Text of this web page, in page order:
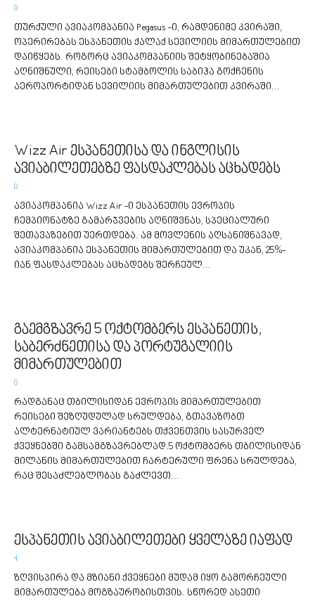
0
თურქული ავიაკომპანია Pegasus -ი, რამდენიმე კვირაში,
ოპერირებას ესპანეთის ქალაქ სევილიის მიმართულებით
დაიწყებს. როგორც ავიაკომპანიის შეტყობინებაშია
აღნიშნული, რეისები სტამბოლის საბიჰა გოქჩენის
აეროპორტიდან სევილიის მიმართულებით კვირაში...
Wizz Air ესპანეთისა და ინგლისის
ავიაბილეთებზე ფასდაკლებას აცხადებს
0
ავიაკომპანია Wizz Air -ი ესპანეთის ევროპის
ჩემპიონატზე გამარჯვების აღნიშვნას, სპეციალური
შეთავაზებით უერთდება. ამ მოვლენის აღსანიშნავად,
ავიაკომპანია ესპანეთის მიმართულებით და უკან, 25%-
იან ფასდაკლებას აცხადებს შერჩეულ...
გაემგზავრე 5 ოქტომბერს ესპანეთის,
საბერძნეთისა და პორტუგალიის
მიმართულებით
0
რადგანაც თბილისიდან ევროპის მიმართულებით
რეისები შეზღუდულად სრულდება, გთავაზობთ
ალტერნატიულ ვარიანტებს თქვენთვის სასურველ
ქვეყნებში გამსამგზავრებლად.5 ოქტომბერს თბილისიდან
მილანის მიმართულებით ჩარტერული ფრენა სრულდება,
რაც შესაძლებლობას გაძლევთ...
ესპანეთის ავიაბილეთები ყველაზე იაფად
4
ზღვისპირა და მზიანი ქვეყნები მუდამ იყო გამორჩეული
მიმართულება მოგზაურობისთვის. სწორედ ასეთი